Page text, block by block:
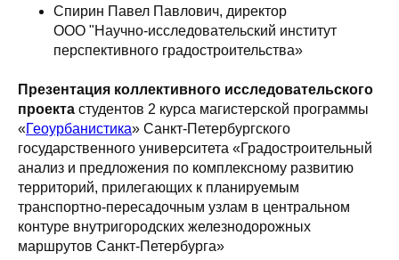
Спирин Павел Павлович, директор
ООО "Научно-исследовательский институт
перспективного градостроительства»
Презентация коллективного исследовательского
проекта студентов 2 курса магистерской программы
«Геоурбанистика» Санкт-Петербургского
государственного университета «Градостроительный
анализ и предложения по комплексному развитию
территорий, прилегающих к планируемым
транспортно-пересадочным узлам в центральном
контуре внутригородских железнодорожных
маршрутов Санкт-Петербурга»